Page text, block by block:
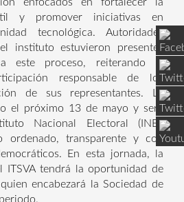
y promover iniciativas en
tecnológica. Autoridades
instituto estuvieron presentes
este proceso, reiterando la
responsable de los
de sus representantes. La
el próximo 13 de mayo y será
Nacional Electoral (INE),
ordenado, transparente y con
En esta jornada, la
ITSVA tendrá la oportunidad de
encabezará la Sociedad de